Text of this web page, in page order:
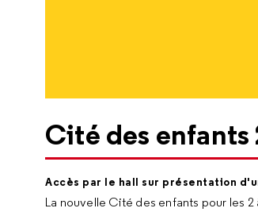
Cité des enfants
Accès par le hall sur présentation
La nouvelle Cité des enfants pour les